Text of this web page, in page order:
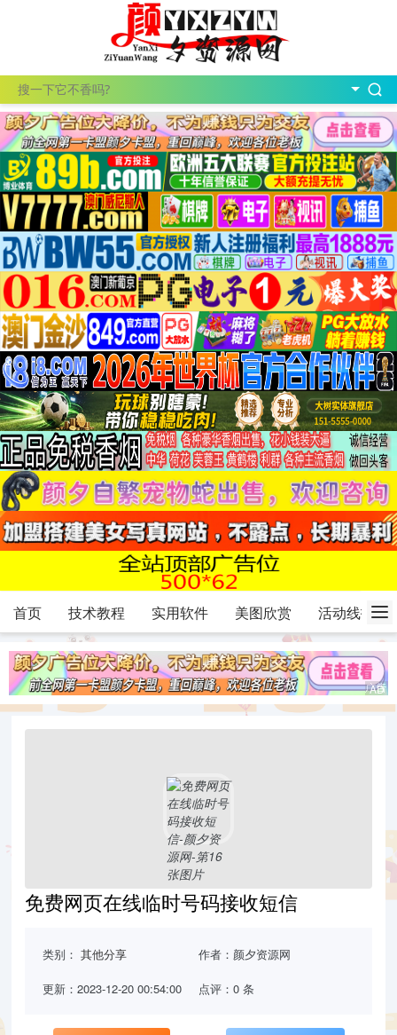
首页 技术教程 实用软件 美图欣赏 活动线报
免费网页在线临时号码接收短信
类别：其他分享 作者：颜夕资源网
更新：2023-12-20 00:54:00 点评：0 条